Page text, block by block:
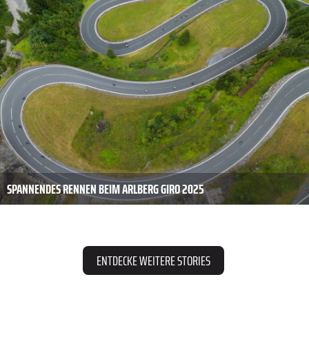
SPANNENDES RENNEN BEIM ARLBERG GIRO 2025
ENTDECKE WEITERE STORIES